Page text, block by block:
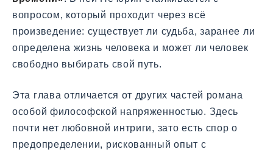
вопросом, который проходит через всё
произведение: существует ли судьба, заранее ли
определена жизнь человека и может ли человек
свободно выбирать свой путь.
Эта глава отличается от других частей романа
особой философской напряженностью. Здесь
почти нет любовной интриги, зато есть спор о
предопределении, рискованный опыт с